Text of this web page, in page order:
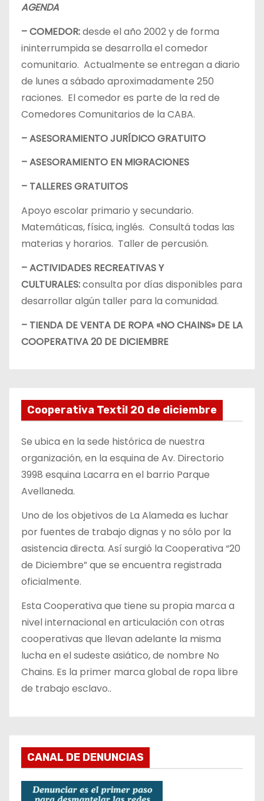
AGENDA
– COMEDOR:desde el año 2002 y de forma
ininterrumpida se desarrolla el comedor
comunitario. Actualmente se entregan a diario
de lunes a sábado aproximadamente 250
raciones. El comedor es parte de la red de
Comedores Comunitarios de la CABA.
– ASESORAMIENTO JURÍDICO GRATUITO
– ASESORAMIENTO EN MIGRACIONES
– TALLERES GRATUITOS
Apoyo escolar primario y secundario.
Matemáticas, física, inglés. Consultá todas las
materias y horarios. Taller de percusión.
– ACTIVIDADES RECREATIVAS Y
CULTURALES:consulta por días disponibles para
desarrollar algún taller para la comunidad.
– TIENDA DE VENTA DE ROPA «NO CHAINS» DE LA
COOPERATIVA 20 DE DICIEMBRE
Cooperativa Textil 20 de diciembre
Se ubica en la sede histórica de nuestra
organización, en la esquina de Av. Directorio
3998 esquina Lacarra en el barrio Parque
Avellaneda.
Uno de los objetivos de La Alameda es luchar
por fuentes de trabajo dignas y no sólo por la
asistencia directa. Así surgió la Cooperativa “20
de Diciembre” que se encuentra registrada
oficialmente.
Esta Cooperativa que tiene su propia marca a
nivel internacional en articulación con otras
cooperativas que llevan adelante la misma
lucha en el sudeste asiático, de nombre No
Chains. Es la primer marca global de ropa libre
de trabajo esclavo..
CANAL DE DENUNCIAS